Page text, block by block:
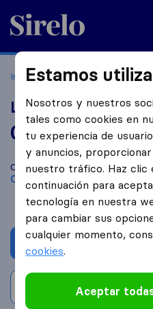
Sirelo.es
Inicio Empresas de mudanzas
Logixpress
0,0 basado
reseñas de Sirelo y
Compara Logixpress con otras
Oviedo
Solicita
Escribe
Estamos
Nosotros y nuestros
tales como cookies en
tu experiencia de
y anuncios,
nuestro tráfico. Haz clic
continuación para
tecnología en nuestra
para cambiar sus
cualquier momento,
cookies.
Aceptar